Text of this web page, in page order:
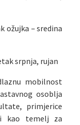
ožujka – sredina
srpnja, rujan
mobilnost
osoblja
primjerice
kao temelj za